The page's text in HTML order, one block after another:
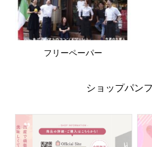
フリーペーパー
ショップパン